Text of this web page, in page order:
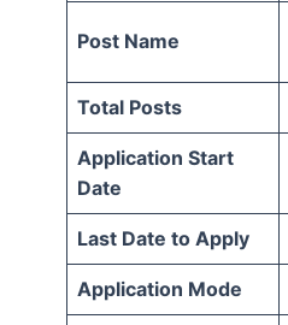
Post Name
Total Posts
Application Start
Date
Last Date to Apply
Application Mode